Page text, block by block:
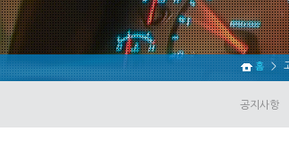
홈 >
공지사항